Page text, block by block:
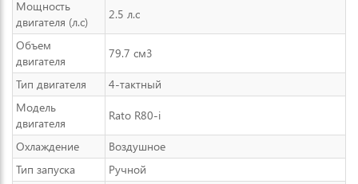
Мощность
двигателя (л.с)
2.5 л.с
Объем
двигателя
79.7 см3
Тип двигателя
4-тактный
Модель
двигателя
Rato R80-i
Охлаждение
Воздушное
Тип запуска
Ручной